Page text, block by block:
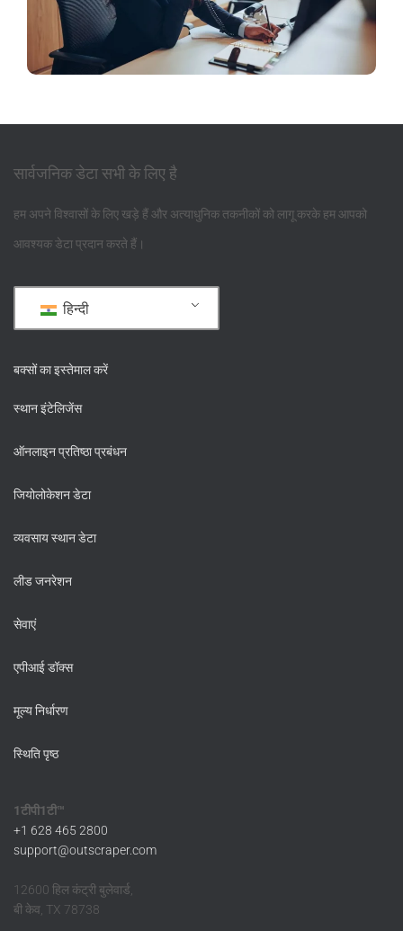
सार्वजनिक डेटा सभी के लिए है
हम अपने विश्वासों के लिए खड़े हैं और अत्याधुनिक तकनीकों को लागू करके हम आपको
आवश्यक डेटा प्रदान करते हैं।
हिन्दी
बक्सों का इस्तेमाल करें
स्थान इंटेलिजेंस
ऑनलाइन प्रतिष्ठा प्रबंधन
जियोलोकेशन डेटा
व्यवसाय स्थान डेटा
लीड जनरेशन
सेवाएं
एपीआई डॉक्स
मूल्य निर्धारण
स्थिति पृष्ठ
1टीपी1टी™
+1 628 465 2800
support@outscraper.com
12600 हिल कंट्री बुलेवार्ड,
बी केव, TX 78738